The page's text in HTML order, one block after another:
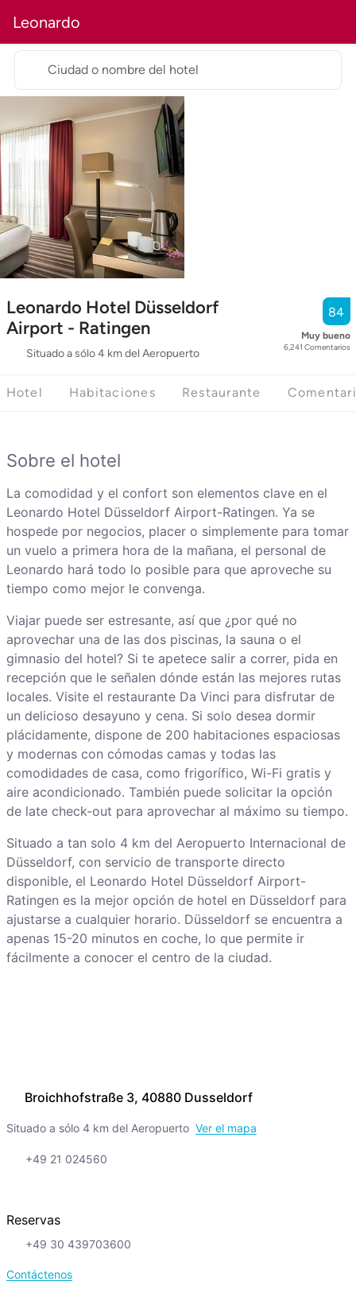
Leonardo
Leonardo Hotel Düsseldorf
Airport - Ratingen
Situado a sólo 4 km del Aeropuerto
84
Muy bueno
6,241 Comentarios
Ciudad o nombre del hotel
Hotel Habitaciones Restaurante
Broichhofstraße 3, 40880 Dusseldorf
Situado a sólo 4 km del Aeropuerto Ver el mapa
+49 21 024560
Reservas
+49 30 439703600
Contáctenos
Sobre el hotel
La comodidad y el confort son elementos clave en el
Leonardo Hotel Düsseldorf Airport-Ratingen. Ya se
hospede por negocios, placer o simplemente para tomar
un vuelo a primera hora de la mañana, el personal de
Leonardo hará todo lo posible para que aproveche su
tiempo como mejor le convenga.
Viajar puede ser estresante, así que ¿por qué no
aprovechar una de las dos piscinas, la sauna o el
gimnasio del hotel? Si te apetece salir a correr, pida en
recepción que le señalen dónde están las mejores rutas
locales. Visite el restaurante Da Vinci para disfrutar de
un delicioso desayuno y cena. Si solo desea dormir
plácidamente, dispone de 200 habitaciones espaciosas
y modernas con cómodas camas y todas las
comodidades de casa, como frigorífico, Wi-Fi gratis y
aire acondicionado. También puede solicitar la opción
de late check-out para aprovechar al máximo su tiempo.
Situado a tan solo 4 km del Aeropuerto Internacional de
Düsseldorf, con servicio de transporte directo
disponible, el Leonardo Hotel Düsseldorf Airport-
Ratingen es la mejor opción de hotel en Düsseldorf para
ajustarse a cualquier horario. Düsseldorf se encuentra a
apenas 15-20 minutos en coche, lo que permite ir
fácilmente a conocer el centro de la ciudad.